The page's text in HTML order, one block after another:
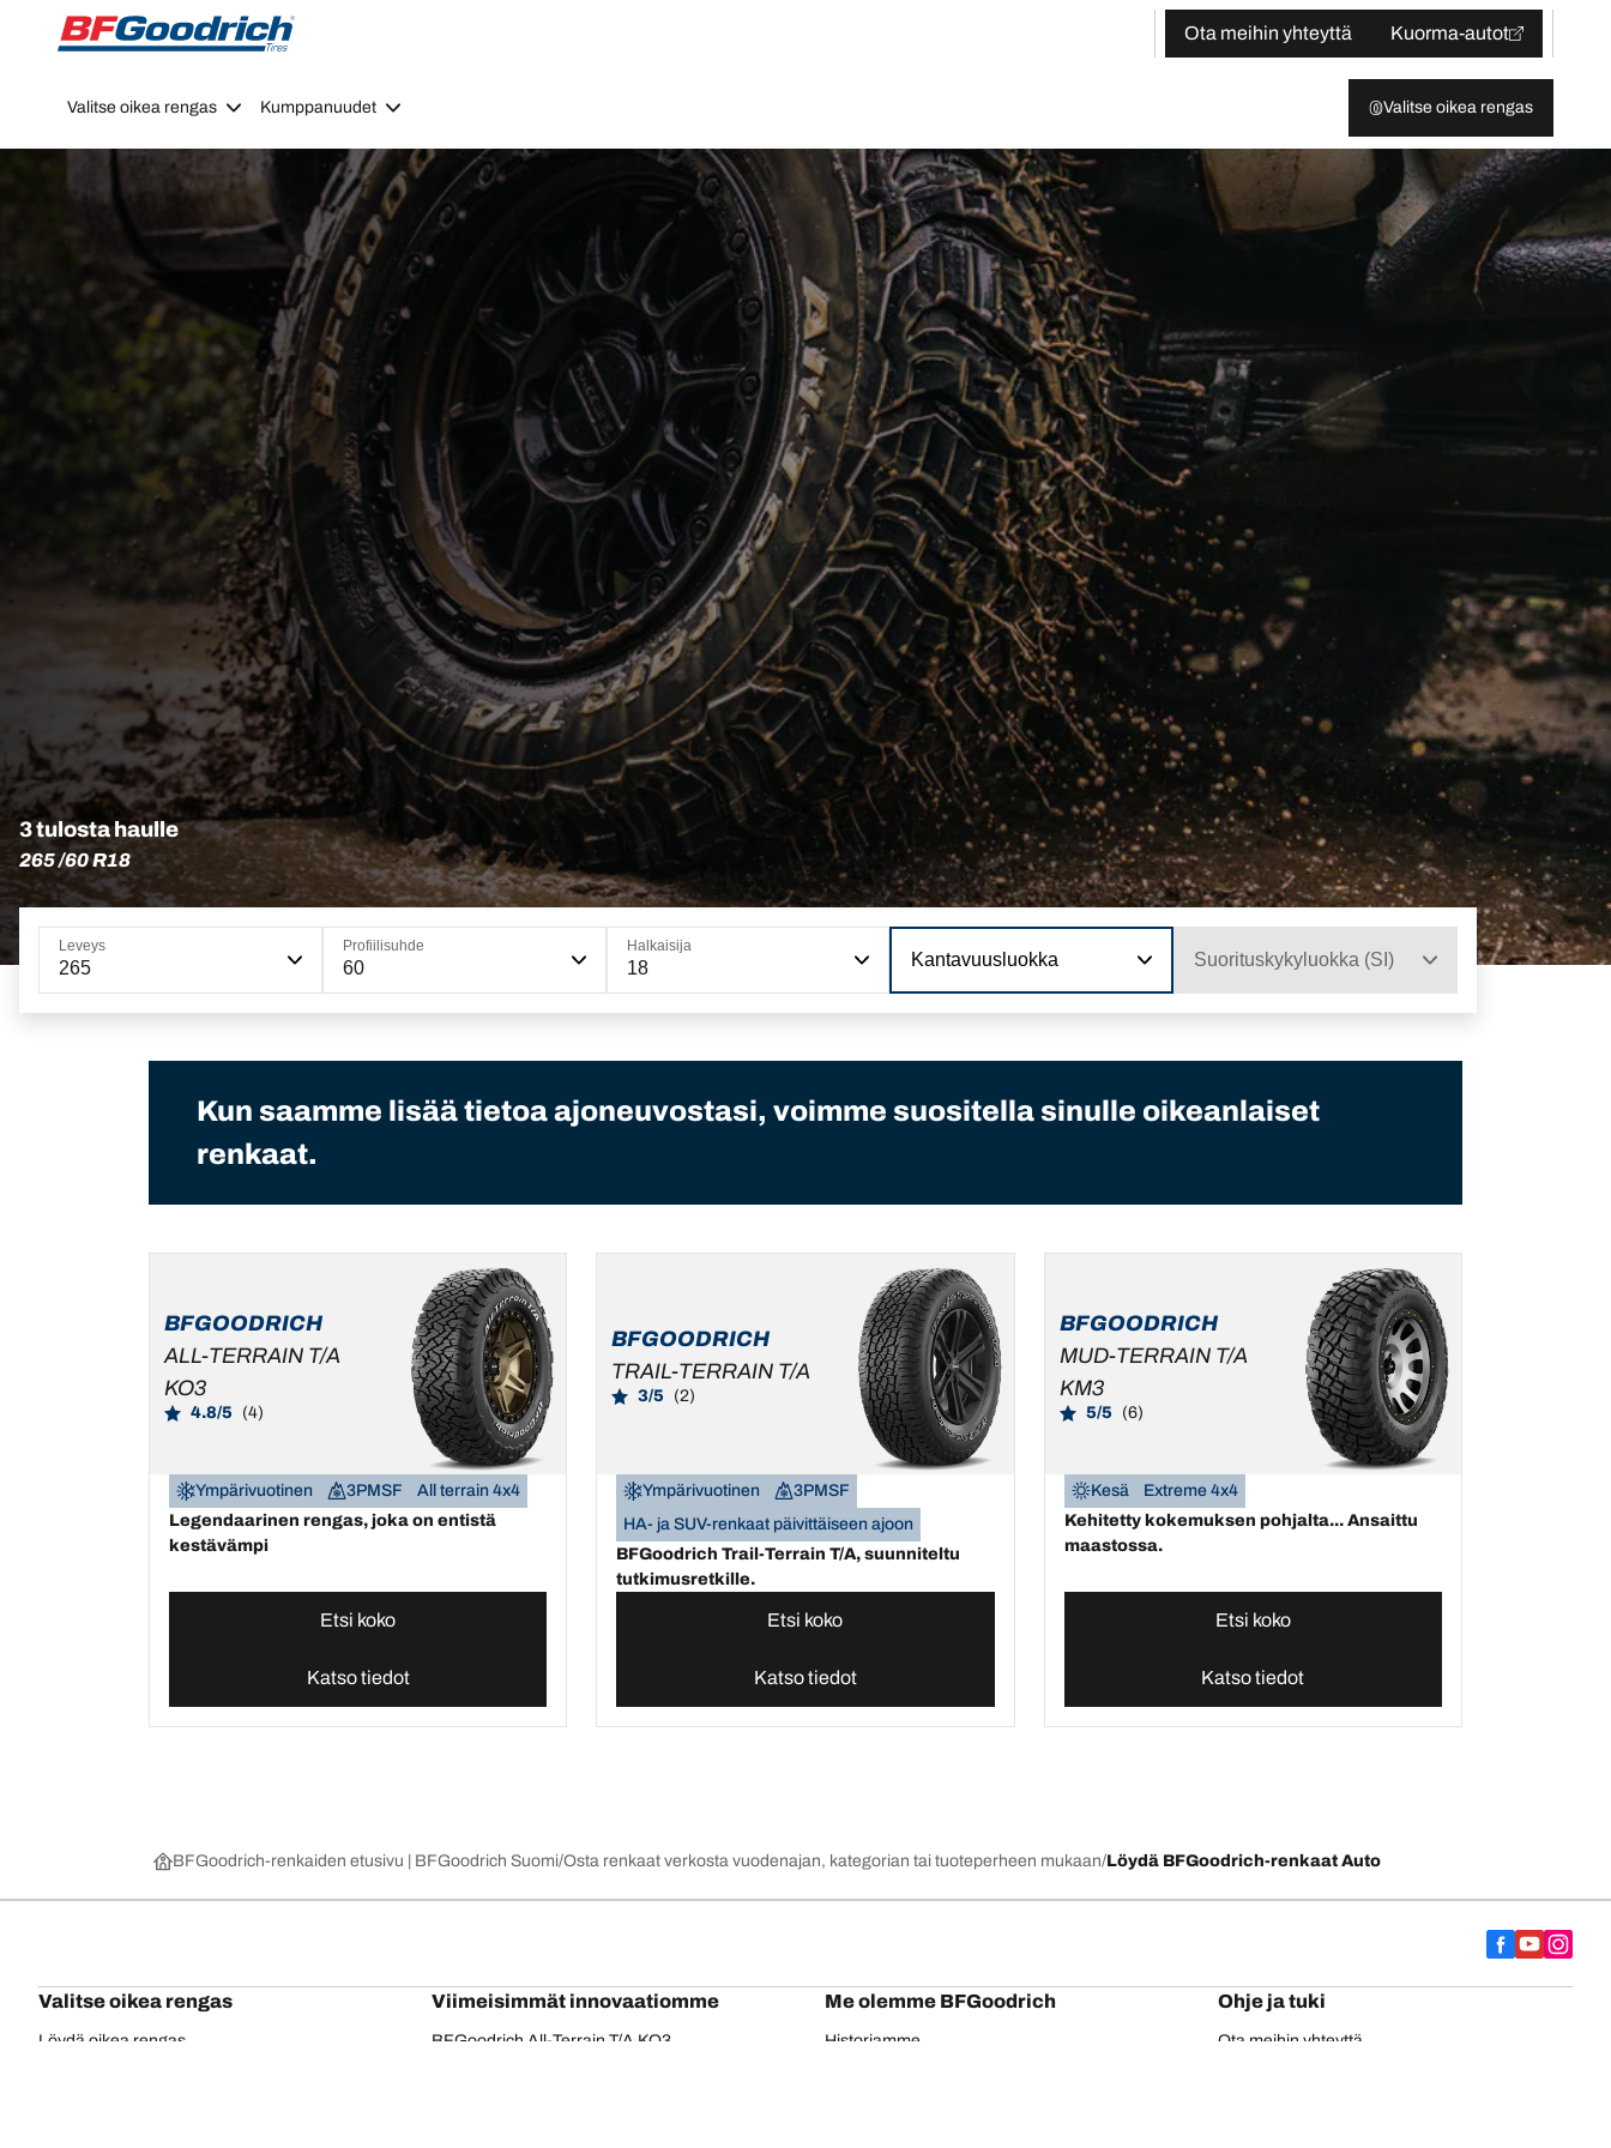
Go to page content
Go to page navigation
Ota meihin yhteyttä
Kuorma-autot
Valitse oikea rengas Kumppanuudet Valitse oikea rengas
3 tulosta haulle
265 /60 R18
Leveys
265
Profiilisuhde
60
Halkaisija
18 Kantavuusluokka Suorituskykyluokka (SI)
Kun saamme lisää tietoa ajoneuvostasi, voimme suositella sinulle oikeanlaiset
renkaat.
BFGOODRICH
ALL-TERRAIN T/A
KO3
4.8/5 (4)
Ympärivuotinen 3PMSF
All terrain 4x4
Legendaarinen rengas, joka on entistä
kestävämpi
Etsi koko
Katso tiedot
BFGOODRICH
TRAIL-TERRAIN T/A
3/5 (2)
Ympärivuotinen
3PMSF
HA- ja SUV-renkaat päivittäiseen ajoon
BFGoodrich Trail-Terrain T/A, suunniteltu
tutkimusretkille.
Etsi koko
Katso tiedot
BFGOODRICH
MUD-TERRAIN T/A
KM3
5/5 (6)
Kesä
Extreme 4x4
Kehitetty kokemuksen pohjalta... Ansaittu
maastossa.
Etsi koko
Katso tiedot
BFGoodrich-renkaiden etusivu | BFGoodrich Suomi Osta renkaat verkosta vuodenajan, kategorian tai tuoteperheen mukaan Löydä BFGoodrich-renkaat Auto
Valitse oikea rengas
Löydä oikea rengas
Viimeisimmät innovaatiomme
BFGoodrich All-Terrain T/A KO3
Me olemme BFGoodrich
Historiamme
Ohje ja tuki
Ota meihin yhteyttä